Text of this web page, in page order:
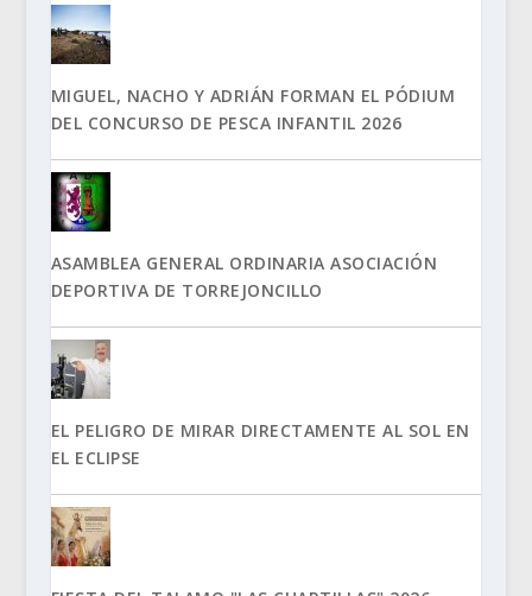
MIGUEL, NACHO Y ADRIÁN FORMAN EL PÓDIUM
DEL CONCURSO DE PESCA INFANTIL 2026
ASAMBLEA GENERAL ORDINARIA ASOCIACIÓN
DEPORTIVA DE TORREJONCILLO
EL PELIGRO DE MIRAR DIRECTAMENTE AL SOL EN
EL ECLIPSE